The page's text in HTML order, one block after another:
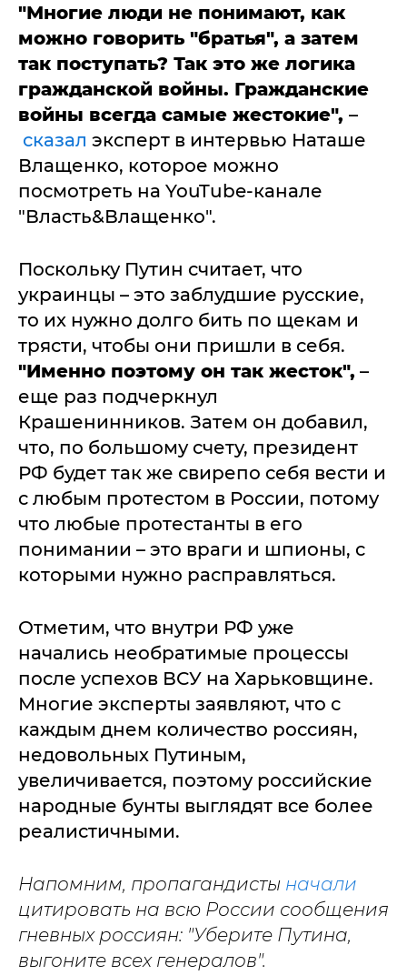
"Многие люди не понимают, как
можно говорить "братья", а затем
так поступать? Так это же логика
гражданской войны. Гражданские
войны всегда самые жестокие", –
сказал эксперт в интервью Наташе
Влащенко, которое можно
посмотреть на YouTube-канале
"Власть&Влащенко".
Поскольку Путин считает, что
украинцы – это заблудшие русские,
то их нужно долго бить по щекам и
трясти, чтобы они пришли в себя.
"Именно поэтому он так жесток", –
еще раз подчеркнул
Крашенинников. Затем он добавил,
что, по большому счету, президент
РФ будет так же свирепо себя вести и
с любым протестом в России, потому
что любые протестанты в его
понимании – это враги и шпионы, с
которыми нужно расправляться.
Отметим, что внутри РФ уже
начались необратимые процессы
после успехов ВСУ на Харьковщине.
Многие эксперты заявляют, что с
каждым днем количество россиян,
недовольных Путиным,
увеличивается, поэтому российские
народные бунты выглядят все более
реалистичными.
Напомним, пропагандисты начали
цитировать на всю России сообщения
гневных россиян: "Уберите Путина,
выгоните всех генералов".